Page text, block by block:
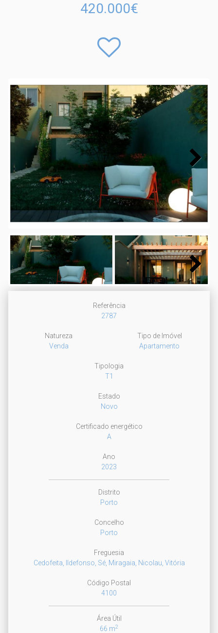
420.000€
Next
Next
Referência
2787
Natureza
Venda
Tipo de Imóvel
Apartamento
Tipologia
T1
Estado
Novo
Certificado energético
A
Ano
2023
Distrito
Porto
Concelho
Porto
Freguesia
Cedofeita, Ildefonso, Sé, Miragaia, Nicolau, Vitória
Código Postal
4100
Área Útil
66 m2